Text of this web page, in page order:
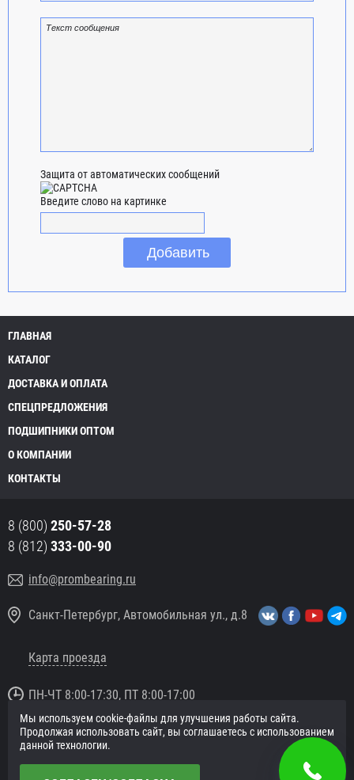
Защита от автоматических сообщений
Введите слово на картинке
ГЛАВНАЯ
КАТАЛОГ
ДОСТАВКА И ОПЛАТА
СПЕЦПРЕДЛОЖЕНИЯ
ПОДШИПНИКИ ОПТОМ
О КОМПАНИИ
КОНТАКТЫ
8 (800) 250-57-28
8 (812) 333-00-90
info@prombearing.ru
Санкт-Петербург, Автомобильная ул., д.8
Карта проезда
ПН-ЧТ 8:00-17:30, ПТ 8:00-17:00
© 2016 «PromBearing.ru»
Подшипники оптом и в розницу.
Мы используем cookie-файлы для улучшения работы сайта.
Продолжая использовать сайт, вы соглашаетесь с использованием
данной технологии.